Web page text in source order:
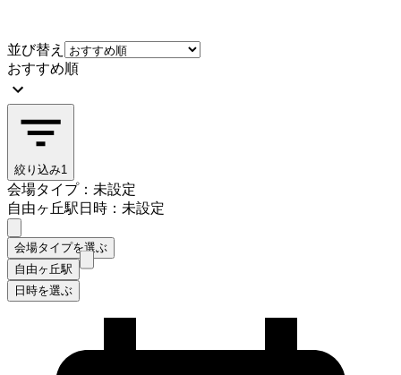
並び替え
おすすめ順
絞り込み1
会場タイプ：未設定
自由ヶ丘駅日時：未設定
会場タイプを選ぶ
自由ヶ丘駅
日時を選ぶ